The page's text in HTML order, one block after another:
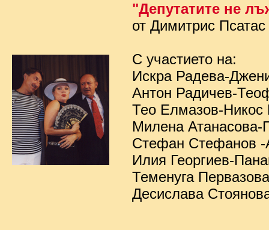
"Депутатите не
от Димитрис Псатас
С участието на:
Искра Радева-
Антон Радичев-
Тео Елмазов-Никос
Милена Атанасова-
Стефан Стефанов -
Илия Георгиев-
Теменуга
Десислава